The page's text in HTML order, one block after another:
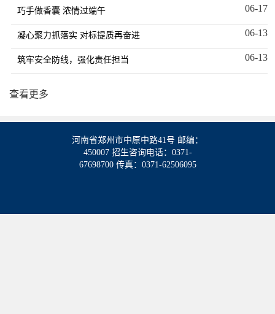
06-17
巧手做香囊 浓情过端午
06-13
凝心聚力抓落实 对标提质再奋进
06-13
筑牢安全防线，强化责任担当
查看更多
河南省郑州市中原中路41号 邮编：
450007 招生咨询电话：0371-
67698700 传真：0371-62506095